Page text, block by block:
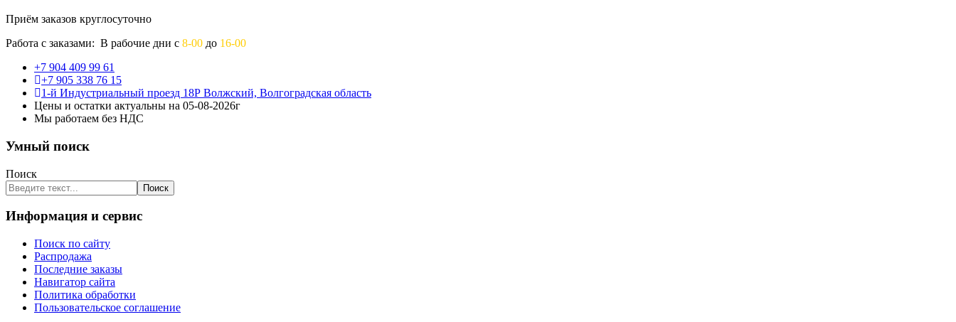
Приём заказов круглосуточно
Работа с заказами: В рабочие дни с 8-00 до 16-00
+7 904 409 99 61
+7 905 338 76 15
1-й Индустриальный проезд 18Р Волжский, Волгоградская область
Цены и остатки актуальны на 05-08-2026г
Мы работаем без НДС
Умный поиск
Поиск
Поиск
Информация и сервис
Поиск по сайту
Распродажа
Последние заказы
Навигатор сайта
Политика обработки
Пользовательское соглашение